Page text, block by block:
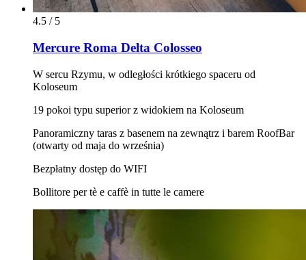
4.5 / 5
Mercure Roma Delta Colosseo
W sercu Rzymu, w odległości krótkiego spaceru od
Koloseum
19 pokoi typu superior z widokiem na Koloseum
Panoramiczny taras z basenem na zewnątrz i barem RoofBar
(otwarty od maja do września)
Bezpłatny dostęp do WIFI
Bollitore per tè e caffè in tutte le camere